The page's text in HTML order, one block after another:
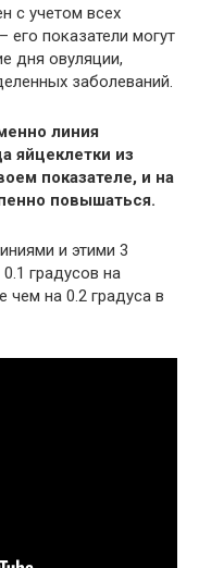
с учетом всех
показатели могут
дня овуляции,
заболеваний.
линия
яйцеклетки из
показателе, и на
повышаться.
и этими 3
градусов на
чем на 0.2 градуса в